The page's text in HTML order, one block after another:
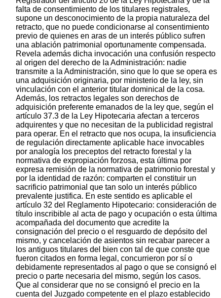
falta de consentimiento de los titulares registrales,
supone un desconocimiento de la propia naturaleza del
retracto, que no puede condicionarse al consentimiento
previo de quienes en aras de un interés público sufren
una ablación patrimonial oportunamente compensada.
Revela además dicha invocación una confusión respecto
al origen del derecho de la Administración: nadie
transmite a la Administración, sino que lo que se opera es
una adquisición originaria, por ministerio de la ley, sin
vinculación con el anterior titular dominical de la cosa.
Además, los retractos legales son derechos de
adquisición preferente emanados de la ley que, según el
artículo 37.3 de la Ley Hipotecaria afectan a terceros
adquirentes y que no necesitan de la publicidad registral
para operar. En el retracto que nos ocupa, la insuficiencia
de regulación directamente aplicable hace invocables
por analogía los preceptos del retracto forestal y la
normativa de expropiación forzosa, esta última por
expresa remisión de la normativa de patrimonio forestal y
por la identidad de razón: comparten el constituir un
sacrificio patrimonial que tan solo un interés público
prevalente justifica. En este sentido es aplicable el
artículo 32 del Reglamento Hipotecario: consideración de
título inscribible al acta de pago y ocupación o esta última
acompañada del documento que acredite la
consignación del precio o el resguardo de depósito del
mismo, y cancelación de asientos sin recabar parecer a
los antiguos titulares del bien con tal de que conste que
fueron citados en forma legal, concurrieron por sí o
debidamente representados al pago o que se consignó el
precio o parte necesaria del mismo, según los casos.
Que al considerar que no se consignó el precio en la
cuenta del Juzgado competente en el plazo establecido